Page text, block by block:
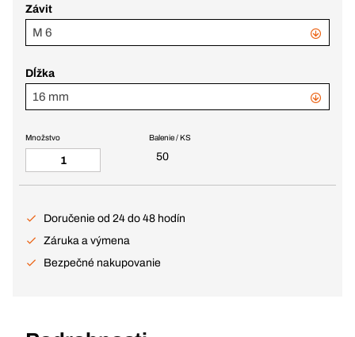
Závit
M 6
Dĺžka
16 mm
Balenie / KS
50
Množstvo
Doručenie od 24 do 48 hodín
Záruka a výmena
Bezpečné nakupovanie